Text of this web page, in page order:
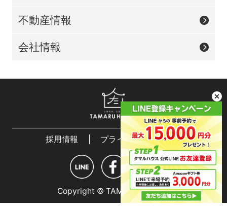
不動産情報
会社情報
採用情報 プライバシーポリシー
Copyright © TAMARU HOUSE